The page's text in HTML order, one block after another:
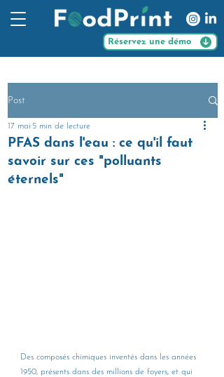
Réservez une démo
Post
PFAS dans l'eau : ce qu'il faut
savoir sur ces "polluants
éternels"
17 mai 5 min de lecture
Des composés chimiques inventés dans les années
1950, présents dans des millions de foyers, et qui